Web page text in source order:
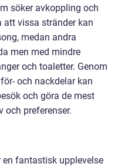
söker avkoppling och
att vissa stränder kan
medan andra
men med mindre
och toaletter. Genom
och nackdelar kan
och göra de mest
och preferenser.
en fantastisk upplevelse